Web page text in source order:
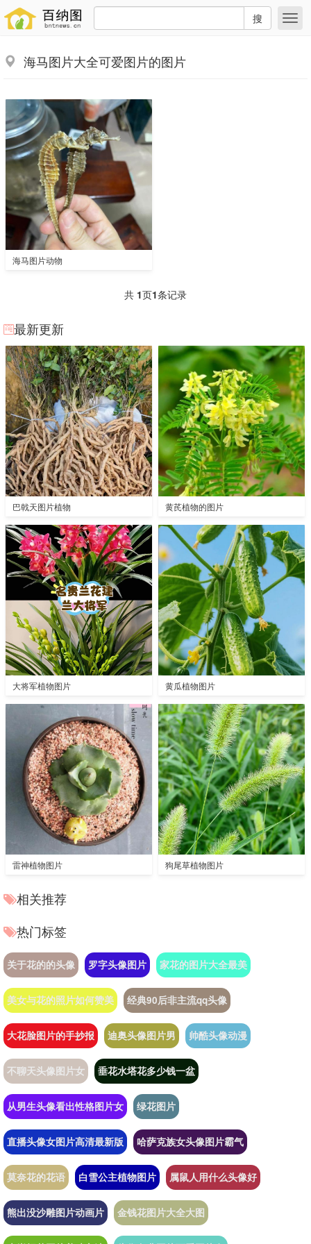
搜
海马图片大全可爱图片的图片
海马图片动物
共 1页1条记录
最新更新
巴戟天图片植物 黄芪植物的图片
大将军植物图片 黄瓜植物图片
雷神植物图片 狗尾草植物图片
相关推荐
热门标签
关于花的的头像 罗字头像图片 家花的图片大全最美
美女与花的照片如何赞美 经典90后非主流qq头像
大花脸图片的手抄报 迪奥头像图片男 帅酷头像动漫
不聊天头像图片女 垂花水塔花多少钱一盆
从男生头像看出性格图片女 绿花图片
直播头像女图片高清最新版 哈萨克族女头像图片霸气
莫奈花的花语 白雪公主植物图片 属鼠人用什么头像好
熊出没沙雕图片动画片 金钱花图片大全大图